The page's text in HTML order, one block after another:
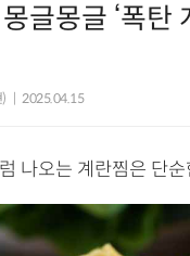
몽글 ‘폭탄
2025.04.15
나오는 계란찜은 단